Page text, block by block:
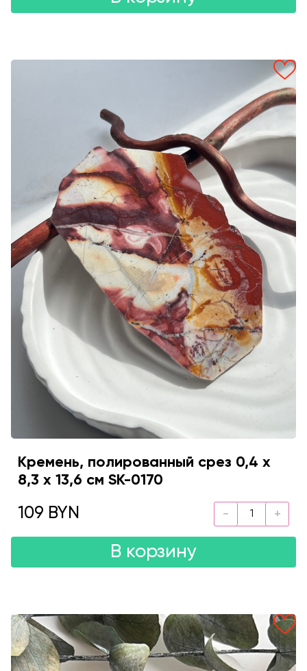
Кремень, полированный срез 0,4 х
8,3 х 13,6 см SK-0170
109 BYN
В корзину